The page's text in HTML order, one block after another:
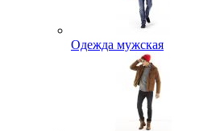
Одежда мужская